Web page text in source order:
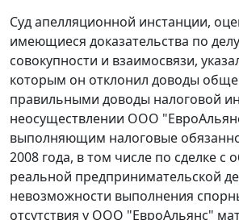
Суд апелляционной инстанции,
имеющиеся доказательства по
совокупности и взаимосвязи,
которым он отклонил доводы
правильными доводы налоговой
неосуществлении ООО
выполняющим налоговые
2008 года, в том числе по сделке с
реальной предпринимательской
невозможности выполнения
отсутствия у ООО "ЕвроАльянс"